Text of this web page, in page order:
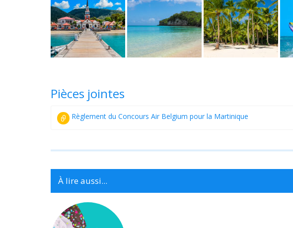
Pièces jointes
Règlement du Concours Air Belgium pour la Martinique
À lire aussi...